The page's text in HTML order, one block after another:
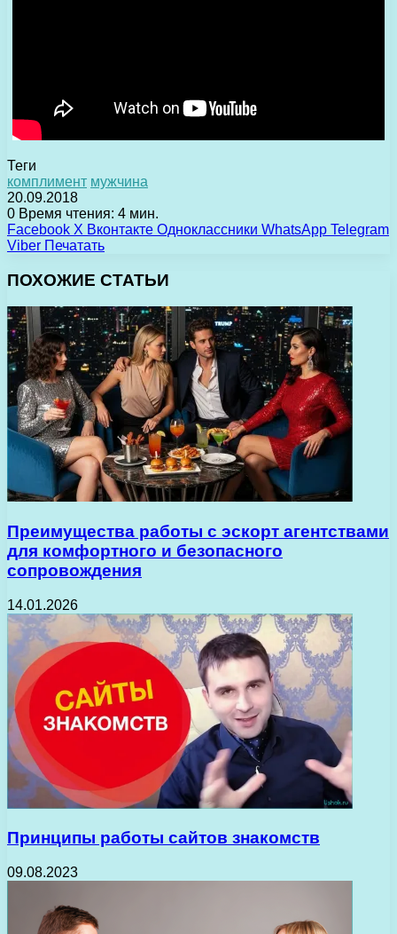
Теги
комплимент мужчина
20.09.2018
0 Время чтения: 4 мин.
Facebook X Вконтакте Одноклассники WhatsApp Telegram
Viber Печатать
ПОХОЖИЕ СТАТЬИ
Преимущества работы с эскорт агентствами
для комфортного и безопасного
сопровождения
14.01.2026
Принципы работы сайтов знакомств
09.08.2023